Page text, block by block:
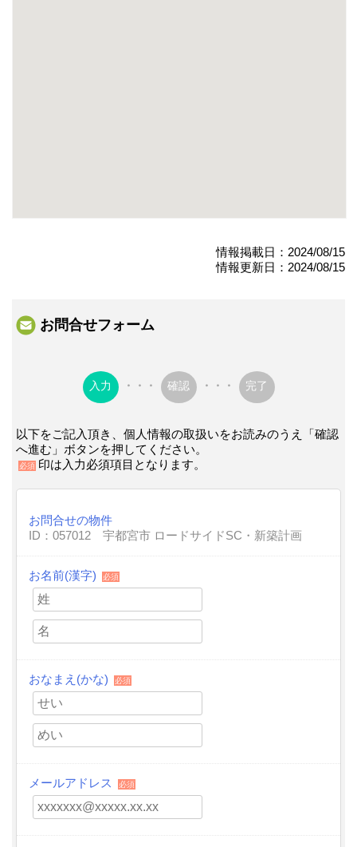
情報掲載日：2024/08/15
情報更新日：2024/08/15
お問合せフォーム
入力 ・・・ 確認 ・・・ 完了
以下をご記入頂き、個人情報の取扱いをお読みのうえ「確認
へ進む」ボタンを押してください。
必須 印は入力必須項目となります。
お問合せの物件
ID：057012 宇都宮市 ロードサイドSC・新築計画
お名前(漢字) 必須
おなまえ(かな) 必須
メールアドレス 必須